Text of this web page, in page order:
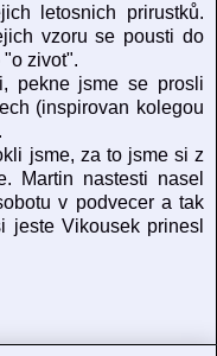
letosnich prirustků.
vzoru se pousti do
"o zivot".
pekne jsme se prosli
(inspirovan kolegou
jsme, za to jsme si z
Martin nastesti nasel
v podvecer a tak
jeste Vikousek prinesl